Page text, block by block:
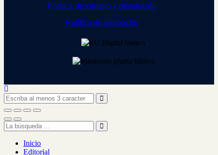
Política de cambio y devolución
Política de despacho
Inicio
Editorial